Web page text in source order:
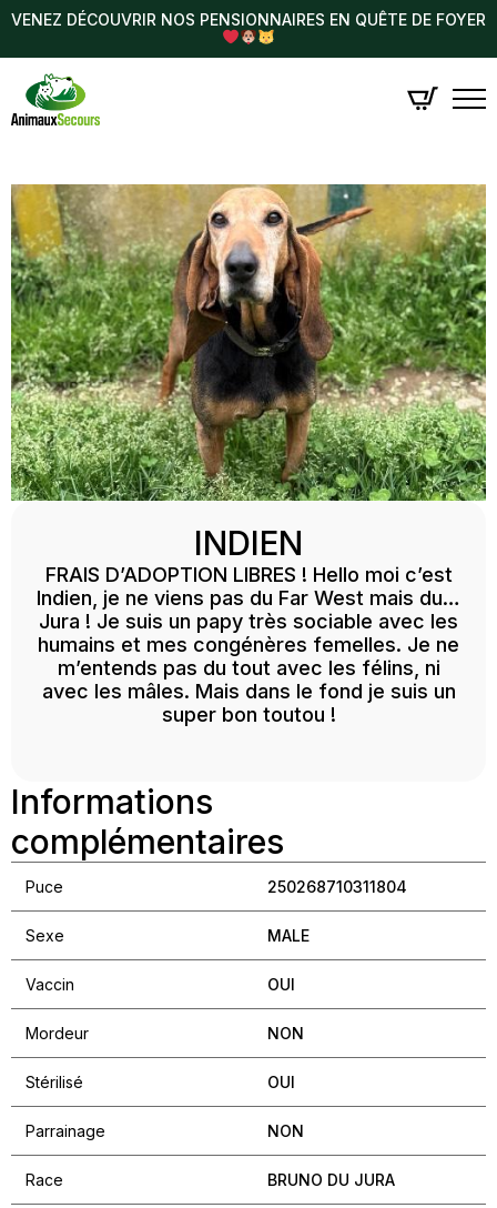
VENEZ DÉCOUVRIR NOS PENSIONNAIRES EN QUÊTE DE FOYER
INDIEN
FRAIS D’ADOPTION LIBRES ! Hello moi c’est
Indien, je ne viens pas du Far West mais du…
Jura ! Je suis un papy très sociable avec les
humains et mes congénères femelles. Je ne
m’entends pas du tout avec les félins, ni
avec les mâles. Mais dans le fond je suis un
super bon toutou !
Informations
complémentaires
Puce 250268710311804
Sexe MALE
Vaccin OUI
Mordeur NON
Stérilisé OUI
Parrainage NON
Race BRUNO DU JURA